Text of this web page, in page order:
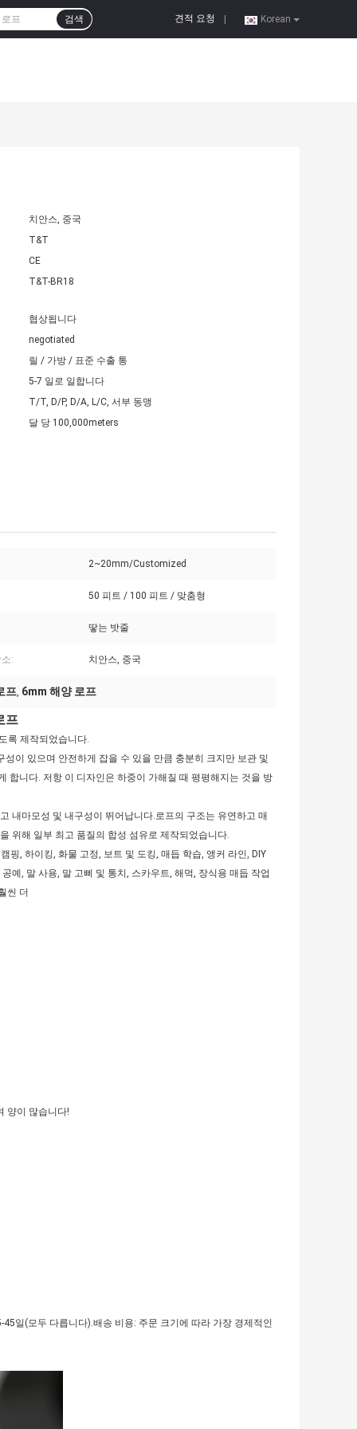
Korean
견적 요청
검색
치안스, 중국
T&T
CE
T&T-BR18
협상됩니다
negotiated
릴 / 가방 / 표준 수출 통
5-7 일로 일합니다
T/T, D/P, D/A, L/C, 서부 동맹
달 당 100,000meters
2~20mm/Customized
50 피트 / 100 피트 / 맞춤형
땋는 밧줄
: 치안스, 중국
프, 6mm 해양 로프
프
록 제작되었습니다.
이 있으며 안전하게 잡을 수 있을 만큼 충분히 크지만 보관 및
합니다. 저항 이 디자인은 하중이 가해질 때 평평해지는 것을 방
내마모성 및 내구성이 뛰어납니다.로프의 구조는 유연하고 매
위해 일부 최고 품질의 합성 섬유로 제작되었습니다.
핑, 하이킹, 화물 고정, 보트 및 도킹, 매듭 학습, 앵커 라인, DIY
예, 말 사용, 말 고삐 및 통치, 스카우트, 해먹, 장식용 매듭 작업
씬 더
양이 많습니다!
일(모두 다릅니다).배송 비용: 주문 크기에 따라 가장 경제적인